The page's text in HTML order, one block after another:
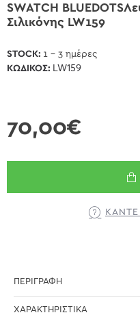
SWATCH
Σιλικόνης LW159
70,00€
STOCK: 1 - 3 ημέρες
ΚΩΔΙΚΌΣ: LW159
ΠΕΡΙΓΡΑΦΉ
ΧΑΡΑΚΤΗΡΙΣΤΙΚΆ